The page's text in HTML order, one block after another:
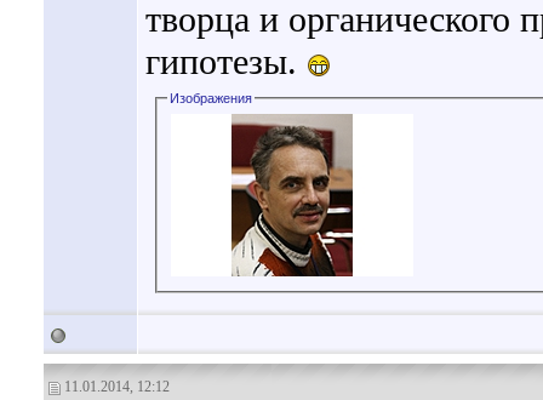
творца и органического
гипотезы.
Изображения
11.01.2014, 12:12